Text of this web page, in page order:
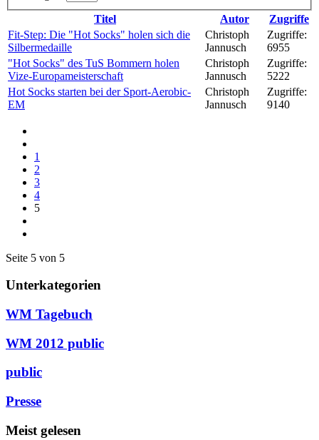
Titel
Autor
Zugriffe
Fit-Step: Die "Hot Socks" holen sich die
Silbermedaille
Christoph
Jannusch
Zugriffe:
6955
"Hot Socks" des TuS Bommern holen
Vize-Europameisterschaft
Christoph
Jannusch
Zugriffe:
5222
Hot Socks starten bei der Sport-Aerobic-
EM
Christoph
Jannusch
Zugriffe:
9140
1
2
3
4
5
Seite 5 von 5
Unterkategorien
WM Tagebuch
WM 2012 public
public
Presse
Meist gelesen